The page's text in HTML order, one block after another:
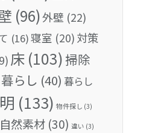
(96)外壁 (22)
(16)寝室 (20) 対策
床 (103)掃除
暮らし (40) 暮らし
(133) 物件探し (3)
自然素材 (30) 違い (3)